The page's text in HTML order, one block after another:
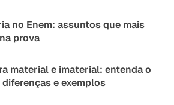
no Enem: assuntos que mais
prova
material e imaterial: entenda o
diferenças e exemplos